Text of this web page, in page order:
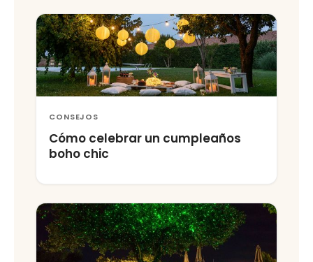
CONSEJOS
Cómo celebrar un cumpleaños
boho chic